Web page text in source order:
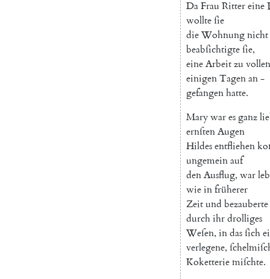
DaFrau Rittereine
wollteſie
dieWohnungnicht
beabſichtigteſie,
eineArbeitzu
einigenTagenan-
gefangenhatte.
Marywaresganz
ernſtenAugen
Hildesentfliehen
ungemeinauf
denAusflug, war
wieinfrüherer
Zeitund bezauberte
durchihrdrolliges
Weſen, indasſich
verlegene,
Koketteriemiſchte.